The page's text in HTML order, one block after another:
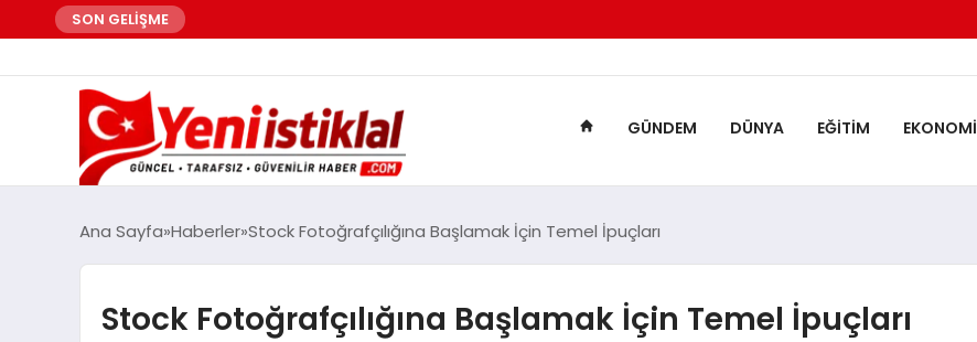
SON GELİŞME
GÜNDEM DÜNYA EĞITIM EKONOMI
Ana Sayfa Haberler Stock Fotoğrafçılığına Başlamak İçin Temel İpuçları
Stock Fotoğrafçılığına Başlamak İçin Temel İpuçları